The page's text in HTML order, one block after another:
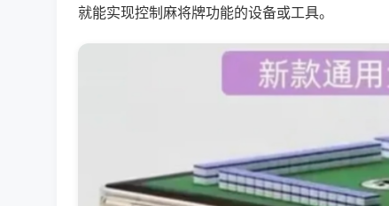
就能实现控制麻将牌功能的设备或工具。